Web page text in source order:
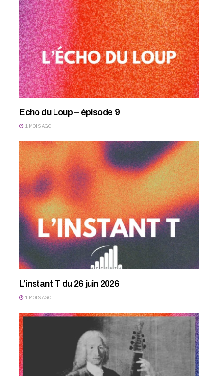
Echo du Loup – épisode 9
1 MOIS AGO
L’instant T du 26 juin 2026
1 MOIS AGO